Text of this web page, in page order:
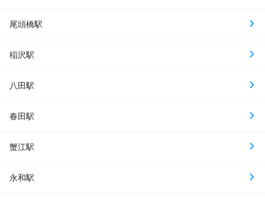
尾頭橋駅
稲沢駅
八田駅
春田駅
蟹江駅
永和駅